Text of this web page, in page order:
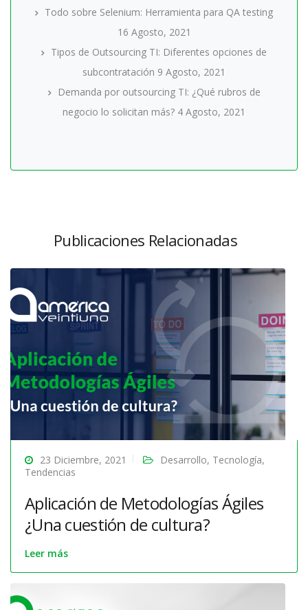
Todo sobre Selenium: Herramienta para QA testing
16 Agosto, 2021
Tipos de Outsourcing TI: Diferentes opciones de
subcontratación 9 Agosto, 2021
Demanda por outsourcing TI: ¿Qué rubros de
negocio lo solicitan más? 4 Agosto, 2021
Publicaciones Relacionadas
23 Diciembre, 2021 Desarrollo, Tecnología,
Tendencias
Aplicación de Metodologías Ágiles
¿Una cuestión de cultura?
Leer más